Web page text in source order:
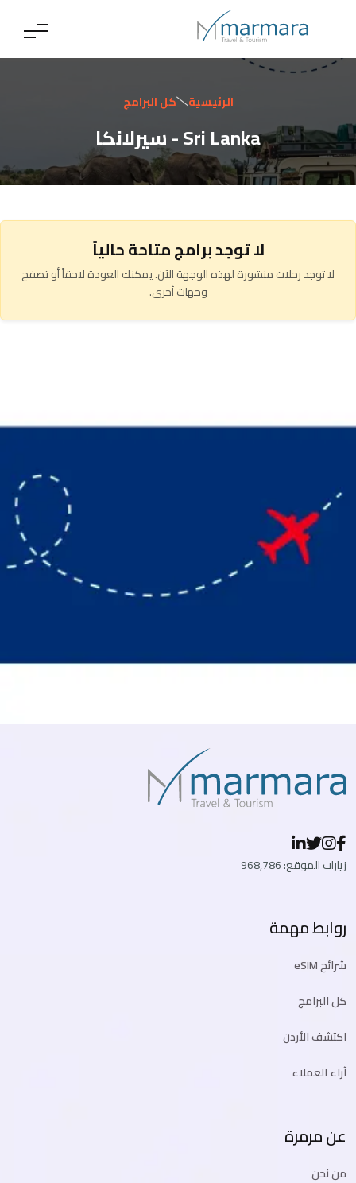
الرئيسية كل البرامج
Sri Lanka - سيرلانكا
لا توجد برامج متاحة حالياً
لا توجد رحلات منشورة لهذه الوجهة الآن. يمكنك العودة لاحقاً أو تصفح
وجهات أخرى.
زيارات الموقع: 968,786
روابط مهمة
شرائح eSIM
كل البرامج
اكتشف الأردن
آراء العملاء
عن مرمرة
من نحن